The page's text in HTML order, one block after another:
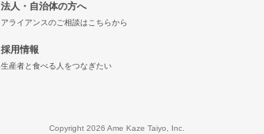
法人・自治体の方へ
アライアンスのご相談はこちらから
採用情報
生産者と食べる人をつなぎたい
Copyright 2026 Ame Kaze Taiyo, Inc.